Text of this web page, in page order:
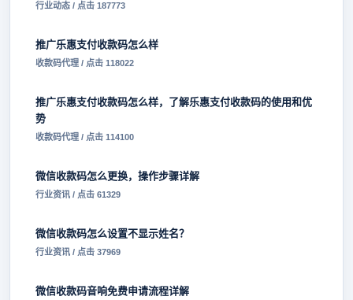
行业动态 / 点击 187773
推广乐惠支付收款码怎么样
收款码代理 / 点击 118022
推广乐惠支付收款码怎么样，了解乐惠支付收款码的使用和优
势
收款码代理 / 点击 114100
微信收款码怎么更换，操作步骤详解
行业资讯 / 点击 61329
微信收款码怎么设置不显示姓名？
行业资讯 / 点击 37969
微信收款码音响免费申请流程详解